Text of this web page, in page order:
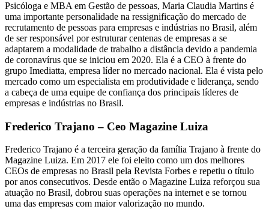
Psicóloga e MBA em Gestão de pessoas, Maria Claudia Martins é
uma importante personalidade na ressignificação do mercado de
recrutamento de pessoas para empresas e indústrias no Brasil, além
de ser responsável por estruturar centenas de empresas a se
adaptarem a modalidade de trabalho a distância devido a pandemia
de coronavírus que se iniciou em 2020. Ela é a CEO à frente do
grupo Imediatta, empresa líder no mercado nacional. Ela é vista pelo
mercado como um especialista em produtividade e liderança, sendo
a cabeça de uma equipe de confiança dos principais líderes de
empresas e indústrias no Brasil.
Frederico Trajano – Ceo Magazine Luiza
Frederico Trajano é a terceira geração da família Trajano à frente do
Magazine Luiza. Em 2017 ele foi eleito como um dos melhores
CEOs de empresas no Brasil pela Revista Forbes e repetiu o título
por anos consecutivos. Desde então o Magazine Luiza reforçou sua
atuação no Brasil, dobrou suas operações na internet e se tornou
uma das empresas com maior valorização no mundo.